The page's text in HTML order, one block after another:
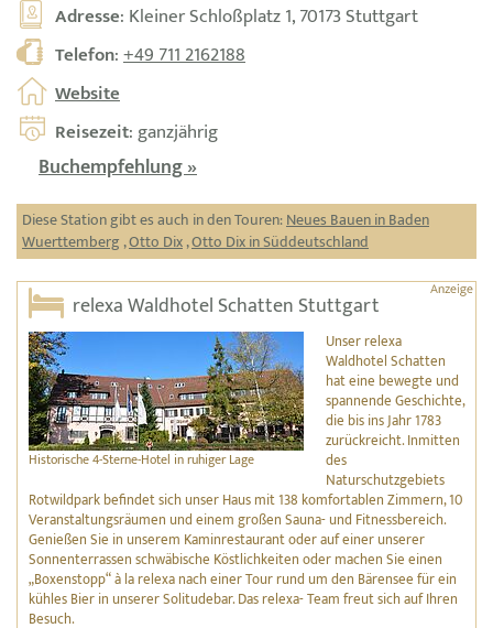
Adresse: Kleiner Schloßplatz 1, 70173 Stuttgart
Telefon:+49 711 2162188
Website
Reisezeit: ganzjährig
Buchempfehlung »
Diese Station gibt es auch in den Touren:Neues Bauen in Baden
Wuerttemberg ,Otto Dix,Otto Dix in Süddeutschland
relexa Waldhotel Schatten Stuttgart
Historische 4-Sterne-Hotel in ruhiger Lage
Unser relexa
Waldhotel Schatten
hat eine bewegte und
spannende Geschichte,
die bis ins Jahr 1783
zurückreicht. Inmitten
des
Naturschutzgebiets
Rotwildpark befindet sich unser Haus mit 138 komfortablen Zimmern, 10
Veranstaltungsräumen und einem großen Sauna- und Fitnessbereich.
Genießen Sie in unserem Kaminrestaurant oder auf einer unserer
Sonnenterrassen schwäbische Köstlichkeiten oder machen Sie einen
„Boxenstopp“ à la relexa nach einer Tour rund um den Bärensee für ein
kühles Bier in unserer Solitudebar. Das relexa- Team freut sich auf Ihren
Besuch.